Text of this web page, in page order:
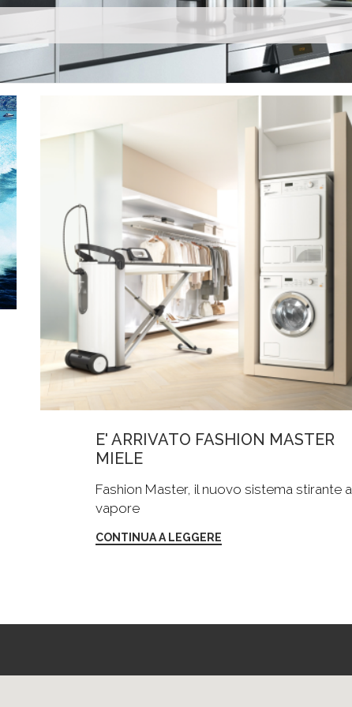
E' ARRIVATO FASHION MASTER
MIELE
Fashion Master, il nuovo sistema stirante a
vapore
CONTINUA A LEGGERE